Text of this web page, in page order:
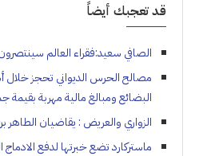
قد تعجبك أيضاً
الصافي سعيد:فقراء العالم
مصالح الحرس الديواني تحجز
البضائع ومبالغ مالية مهربة بقيمة جملية بلغت
الزواري والعريض : يقاضيان الطاهر
ماستركارد تضع خبرتها لدفع